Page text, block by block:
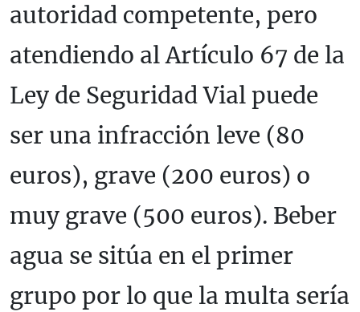
autoridad competente, pero
atendiendo al Artículo 67 de la
Ley de Seguridad Vial puede
ser una infracción leve (80
euros), grave (200 euros) o
muy grave (500 euros). Beber
agua se sitúa en el primer
grupo por lo que la multa sería